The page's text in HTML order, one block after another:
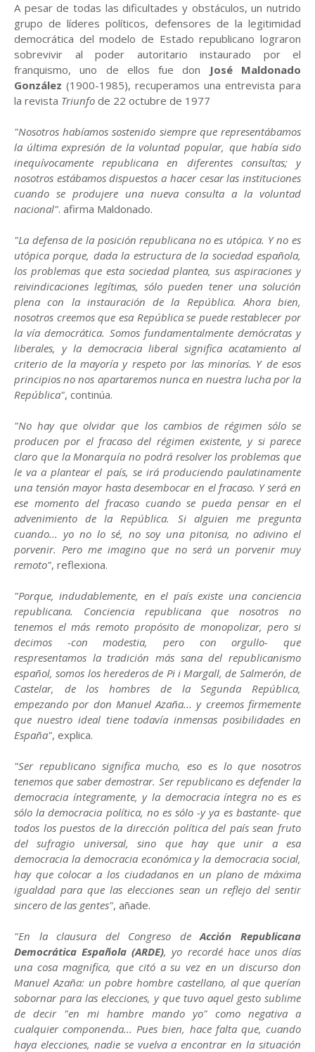
A pesar de todas las dificultades y obstáculos, un nutrido
grupo de líderes políticos, defensores de la legitimidad
democrática del modelo de Estado republicano lograron
sobrevivir al poder autoritario instaurado por el
franquismo, uno de ellos fue don
José Maldonado
González (1900-1985), recuperamos una entrevista para
la revista Triunfo de 22 octubre de 1977
"Nosotros habíamos sostenido siempre que representábamos
la última expresión de la voluntad popular, que había sido
inequívocamente republicana en diferentes consultas; y
nosotros estábamos dispuestos a hacer cesar las instituciones
cuando se produjere una nueva consulta a la voluntad
nacional". afirma Maldonado.
"La defensa de la posición republicana no es utópica. Y no es
utópica porque, dada la estructura de la sociedad española,
los problemas que esta sociedad plantea, sus aspiraciones y
reivindicaciones legítimas, sólo pueden tener una solución
plena con la instauración de la República. Ahora bien,
nosotros creemos que esa República se puede restablecer por
la vía democrática. Somos fundamentalmente demócratas y
liberales, y la democracia liberal significa acatamiento al
criterio de la mayoría y respeto por las minorías. Y de esos
principios no nos apartaremos nunca en nuestra lucha por la
República", continúa.
"No hay que olvidar que los cambios de régimen sólo se
producen por el fracaso del régimen existente, y si parece
claro que la Monarquía no podrá resolver los problemas que
le va a plantear el país, se irá produciendo paulatinamente
una tensión mayor hasta desembocar en el fracaso. Y será en
ese momento del fracaso cuando se pueda pensar en el
advenimiento de la República. Si alguien me pregunta
cuando... yo no lo sé, no soy una pitonisa, no adivino el
porvenir. Pero me imagino que no será un porvenir muy
remoto", reflexiona.
"Porque, indudablemente, en el país existe una conciencia
republicana. Conciencia republicana que nosotros no
tenemos el más remoto propósito de monopolizar, pero si
decimos -con modestia, pero con orgullo- que
respresentamos la tradición más sana del republicanismo
español, somos los herederos de Pi i Margall, de Salmerón, de
Castelar, de los hombres de la Segunda República,
empezando por don Manuel Azaña... y creemos firmemente
que nuestro ideal tiene todavía inmensas posibilidades en
España", explica.
"Ser republicano significa mucho, eso es lo que nosotros
tenemos que saber demostrar. Ser republicano es defender la
democracia íntegramente, y la democracia íntegra no es es
sólo la democracia política, no es sólo -y ya es bastante- que
todos los puestos de la dirección política del país sean fruto
del sufragio universal, sino que hay que unir a esa
democracia la democracia económica y la democracia social,
hay que colocar a los ciudadanos en un plano de máxima
igualdad para que las elecciones sean un reflejo del sentir
sincero de las gentes", añade.
"En la clausura del Congreso deAcción Republicana
Democrática Española (ARDE), yo recordé hace unos días
una cosa magnifica, que citó a su vez en un discurso don
Manuel Azaña: un pobre hombre castellano, al que querían
sobornar para las elecciones, y que tuvo aquel gesto sublime
de decir "en mi hambre mando yo" como negativa a
cualquier componenda... Pues bien, hace falta que, cuando
haya elecciones, nadie se vuelva a encontrar en la situación